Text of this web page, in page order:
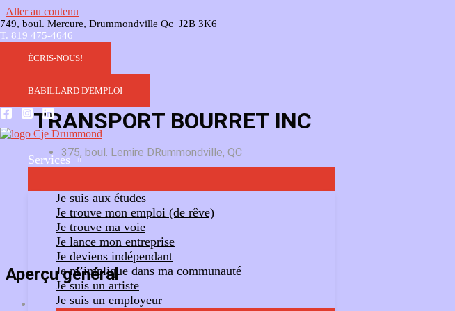
Aller au contenu
749, boul. Mercure, Drummondville Qc J2B 3K6
T. 819 475-4646
ÉCRIS-NOUS!
BABILLARD D'EMPLOI
Services
Je suis aux études
Je trouve mon emploi (de rêve)
Je trouve ma voie
Je lance mon entreprise
Je deviens indépendant
Je m’implique dans ma communauté
Je suis un artiste
Je suis un employeur
TRANSPORT BOURRET INC
375, boul. Lemire DRummondville, QC
Aperçu général